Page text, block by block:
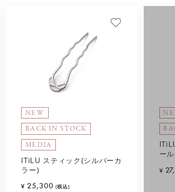
NEW
BACK IN STOCK
MEDIA
ITiLU スティック(シルバーカ
ラー)
¥ 25,300 (税込)
ー
¥